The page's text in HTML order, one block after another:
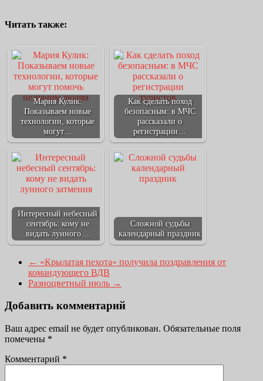
Читать также:
Мария Кулик:
Показываем новые
технологии, которые
могут…
Как сделать поход
безопасным: в МЧС
рассказали о
регистрации…
Интересный небесный
сентябрь: кому не
видать лунного…
Сложной судьбы
календарный праздник
← «Крылатая пехота» получила поздравления от
командующего ВДВ
Разноцветный июль →
Добавить комментарий
Ваш адрес email не будет опубликован. Обязательные поля
помечены *
Комментарий *